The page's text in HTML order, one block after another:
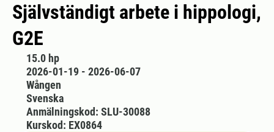
Självständigt arbete i hippologi,
G2E
15.0 hp
2026-01-19 - 2026-06-07
Wången
Svenska
Anmälningskod: SLU-30088
Kurskod: EX0864